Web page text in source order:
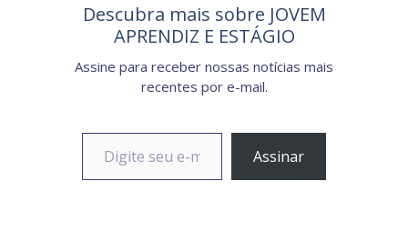
Descubra mais sobre JOVEM
APRENDIZ E ESTÁGIO
Assine para receber nossas notícias mais
recentes por e-mail.
Digite seu e-mail…
Assinar